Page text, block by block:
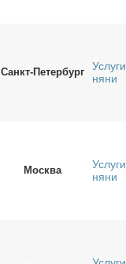
Санкт-Петербург
Услуги
няни
Москва
Услуги
няни